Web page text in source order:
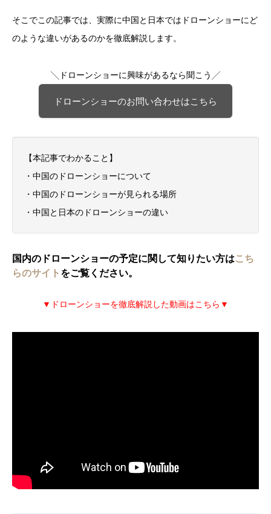
そこでこの記事では、実際に中国と日本ではドローンショーにど
のような違いがあるのかを徹底解説します。
╲ドローンショーに興味があるなら聞こう╱
ドローンショーのお問い合わせはこちら
【本記事でわかること】
・中国のドローンショーについて
・中国のドローンショーが見られる場所
・中国と日本のドローンショーの違い
国内のドローンショーの予定に関して知りたい方はこち
らのサイト をご覧ください。
▼ドローンショーを徹底解説した動画はこちら▼